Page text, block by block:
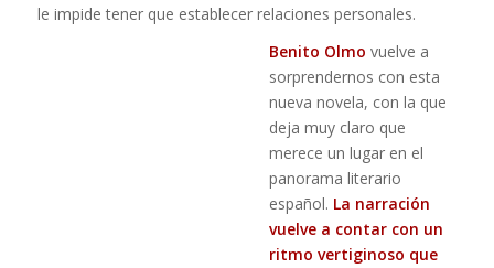
le impide tener que establecer relaciones personales.
Benito Olmo vuelve a
sorprendernos con esta
nueva novela, con la que
deja muy claro que
merece un lugar en el
panorama literario
español. La narración
vuelve a contar con un
ritmo vertiginoso que